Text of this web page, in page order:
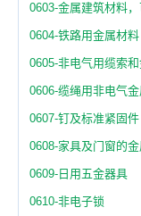
0603-金属建筑材料
0604-铁路用金属材料
0605-非电气用缆索
0606-缆绳用非电气
0607-钉及标准紧固件
0608-家具及门窗的
0609-日用五金器具
0610-非电子锁